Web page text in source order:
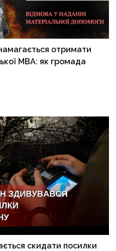
отримати
МВА: як громада
скидати посилки